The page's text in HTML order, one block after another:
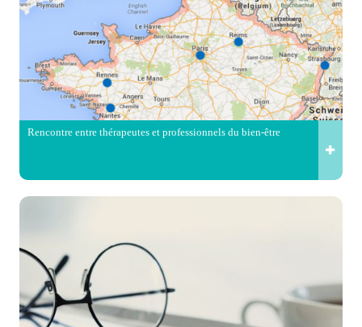
Rencontre entre thérapeutes et professionnels du bien-être